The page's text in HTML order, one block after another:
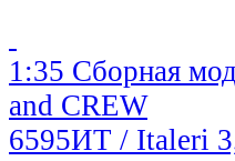
1:35 Сборная
and CREW
6595ИТ / Italeri